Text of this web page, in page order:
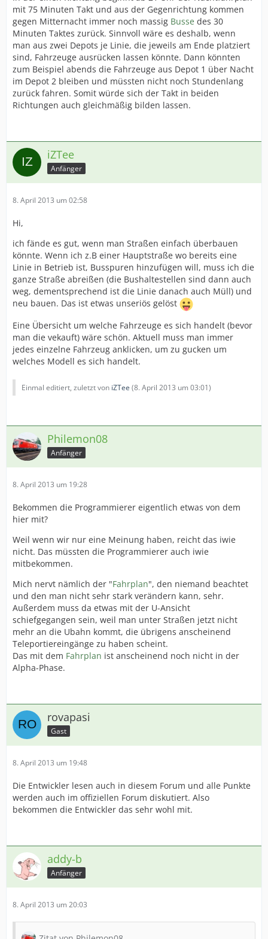
mit 75 Minuten Takt und aus der Gegenrichtung kommen
gegen Mitternacht immer noch massig Busse des 30
Minuten Taktes zurück. Sinnvoll wäre es deshalb, wenn
man aus zwei Depots je Linie, die jeweils am Ende platziert
sind, Fahrzeuge ausrücken lassen könnte. Dann könnten
zum Beispiel abends die Fahrzeuge aus Depot 1 über Nacht
im Depot 2 bleiben und müssten nicht noch Stundenlang
zurück fahren. Somit würde sich der Takt in beiden
Richtungen auch gleichmäßig bilden lassen.
iZTee
Anfänger
8. April 2013 um 02:58
Hi,
ich fände es gut, wenn man Straßen einfach überbauen
könnte. Wenn ich z.B einer Hauptstraße wo bereits eine
Linie in Betrieb ist, Busspuren hinzufügen will, muss ich die
ganze Straße abreißen (die Bushaltestellen sind dann auch
weg, dementsprechend ist die Linie danach auch Müll) und
neu bauen. Das ist etwas unseriös gelöst
Eine Übersicht um welche Fahrzeuge es sich handelt (bevor
man die vekauft) wäre schön. Aktuell muss man immer
jedes einzelne Fahrzeug anklicken, um zu gucken um
welches Modell es sich handelt.
Einmal editiert, zuletzt von iZTee (8. April 2013 um 03:01)
Philemon08
Anfänger
8. April 2013 um 19:28
Bekommen die Programmierer eigentlich etwas von dem
hier mit?
Weil wenn wir nur eine Meinung haben, reicht das iwie
nicht. Das müssten die Programmierer auch iwie
mitbekommen.
Mich nervt nämlich der "Fahrplan", den niemand beachtet
und den man nicht sehr stark verändern kann, sehr.
Außerdem muss da etwas mit der U-Ansicht
schiefgegangen sein, weil man unter Straßen jetzt nicht
mehr an die Ubahn kommt, die übrigens anscheinend
Teleportiereingänge zu haben scheint.
Das mit dem Fahrplan ist anscheinend noch nicht in der
Alpha-Phase.
rovapasi
Gast
8. April 2013 um 19:48
Die Entwickler lesen auch in diesem Forum und alle Punkte
werden auch im offiziellen Forum diskutiert. Also
bekommen die Entwickler das sehr wohl mit.
addy-b
Anfänger
8. April 2013 um 20:03